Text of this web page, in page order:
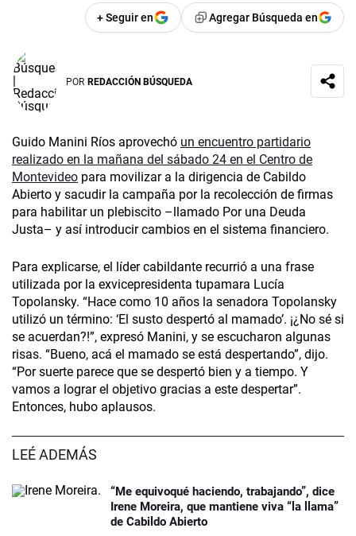
+ Seguir en Agregar Búsqueda en
POR REDACCIÓN BÚSQUEDA
Guido Manini Ríos aprovechó un encuentro partidario
realizado en la mañana del sábado 24 en el Centro de
Montevideo para movilizar a la dirigencia de Cabildo
Abierto y sacudir la campaña por la recolección de firmas
para habilitar un plebiscito –llamado Por una Deuda
Justa– y así introducir cambios en el sistema financiero.
Para explicarse, el líder cabildante recurrió a una frase
utilizada por la exvicepresidenta tupamara Lucía
Topolansky. “Hace como 10 años la senadora Topolansky
utilizó un término: ‘El susto despertó al mamado’. ¡¿No sé si
se acuerdan?!”, expresó Manini, y se escucharon algunas
risas. “Bueno, acá el mamado se está despertando”, dijo.
“Por suerte parece que se despertó bien y a tiempo. Y
vamos a lograr el objetivo gracias a este despertar”.
Entonces, hubo aplausos.
LEÉ ADEMÁS
“Me equivoqué haciendo, trabajando”, dice
Irene Moreira, que mantiene viva “la llama”
de Cabildo Abierto